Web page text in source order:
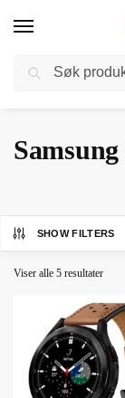
til
Kabler
SHOW FILTERS
Viser alle 5 resultater